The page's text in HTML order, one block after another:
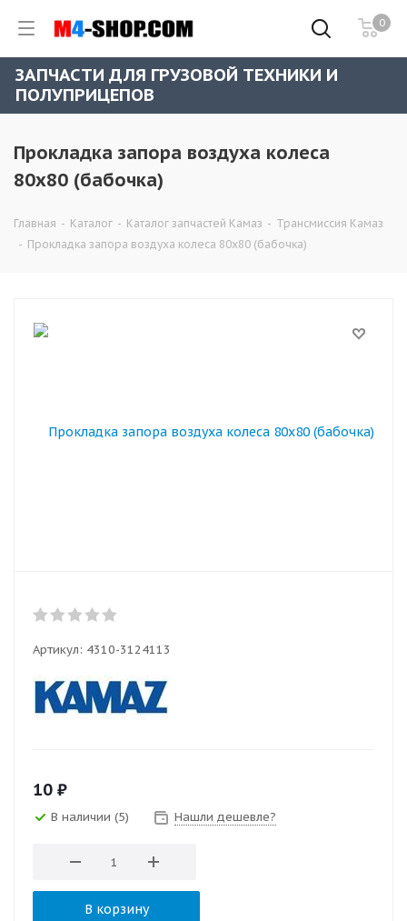
0
ЗАПЧАСТИ ДЛЯ ГРУЗОВОЙ ТЕХНИКИ И
ПОЛУПРИЦЕПОВ
Прокладка запора воздуха колеса
80х80 (бабочка)
Главная - Каталог - Каталог запчастей Камаз - Трансмиссия Камаз
- Прокладка запора воздуха колеса 80х80 (бабочка)
Артикул: 4310-3124113
10 ₽
В наличии (5) Нашли дешевле?
В корзину